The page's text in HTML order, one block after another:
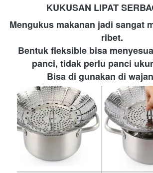
KUKUSAN LIPAT
Mengukus makanan jadi sangat
ribet.
Bentuk fleksible bisa
panci, tidak perlu panci
Bisa di gunakan di